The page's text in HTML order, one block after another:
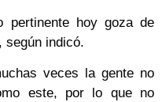
pertinente hoy goza de
según indicó.
veces la gente no
este, por lo que no